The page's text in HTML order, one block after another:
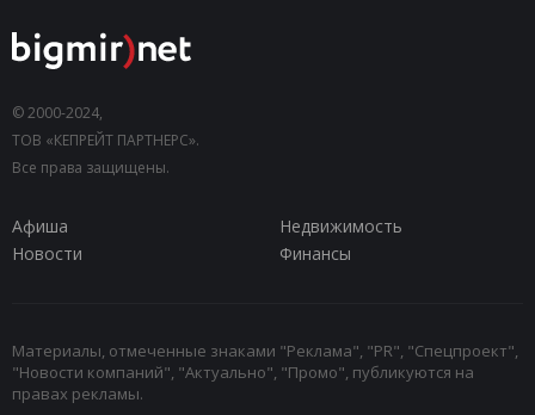
© 2000-2024,
ТОВ «КЕПРЕЙТ ПАРТНЕРС».
Все права защищены.
Афиша
Недвижимость
Новости
Финансы
Материалы, отмеченные знаками "Реклама", "PR", "Спецпроект",
"Новости компаний", "Актуально", "Промо", публикуются на
правах рекламы.